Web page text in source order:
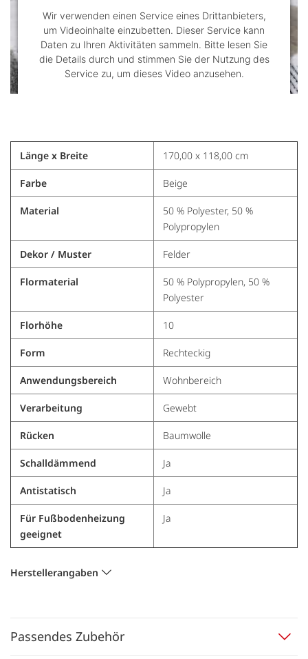
Wir verwenden einen Service eines Drittanbieters,
um Videoinhalte einzubetten. Dieser Service kann
Daten zu Ihren Aktivitäten sammeln. Bitte lesen Sie
die Details durch und stimmen Sie der Nutzung des
Service zu, um dieses Video anzusehen.
Akzeptieren
Trusted Shops
Länge x Breite 170,00 x 118,00 cm
Farbe Beige
Material
50 % Polyester, 50 %
Polypropylen
Dekor / Muster Felder
Flormaterial
50 % Polypropylen, 50 %
Polyester
Florhöhe 10
Form Rechteckig
Anwendungsbereich Wohnbereich
Verarbeitung Gewebt
Rücken Baumwolle
Schalldämmend Ja
Antistatisch Ja
Für Fußbodenheizung
geeignet
Ja
Herstellerangaben
Passendes Zubehör